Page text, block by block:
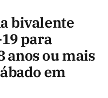
bivalente
para
anos ou mais
em